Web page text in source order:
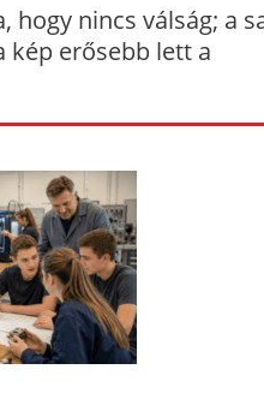
hogy nincs válság; a
kép erősebb lett a